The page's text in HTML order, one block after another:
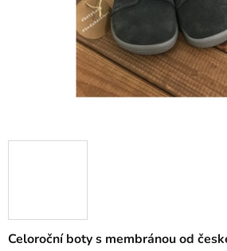
Celoroční boty s membránou od